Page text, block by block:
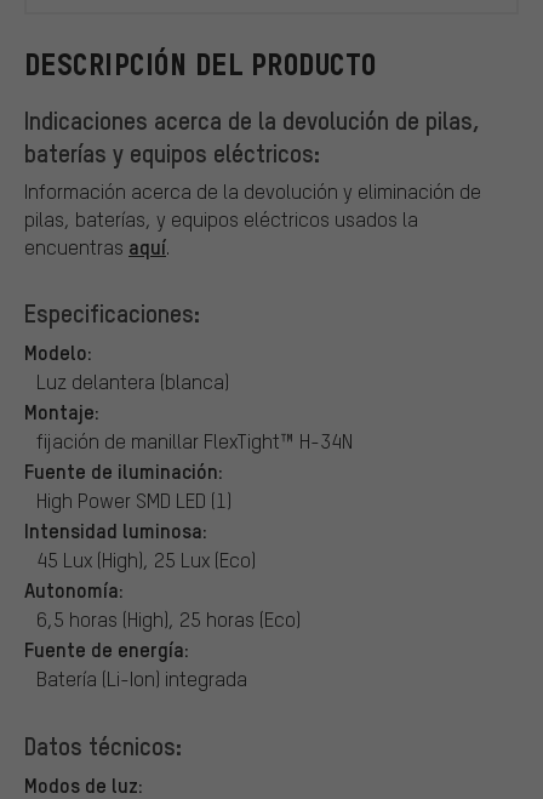
DESCRIPCIÓN DEL PRODUCTO
Indicaciones acerca de la devolución de pilas,
baterías y equipos eléctricos:
Información acerca de la devolución y eliminación de
pilas, baterías, y equipos eléctricos usados la
encuentras aquí.
Especificaciones:
Modelo:
Luz delantera (blanca)
Montaje:
fijación de manillar FlexTight™ H-34N
Fuente de iluminación:
High Power SMD LED (1)
Intensidad luminosa:
45 Lux (High), 25 Lux (Eco)
Autonomía:
6,5 horas (High), 25 horas (Eco)
Fuente de energía:
Batería (Li-Ion) integrada
Datos técnicos:
Modos de luz: